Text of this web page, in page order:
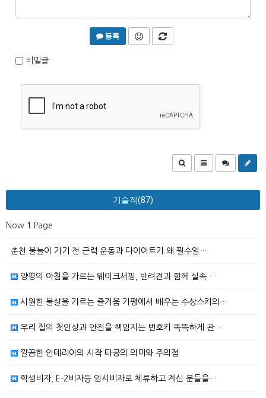
등록
비밀글
기술직(87)
Now 1 Page
춘천 물놀이 가기 전 근력 운동과 다이어트가 왜 필수일…
양평의 아침을 가르는 웨이크서핑, 반려견과 함께 실속 …
시원한 물살을 가르는 즐거움 가평에서 배우는 수상스키의…
우리 집의 첫인상과 안전을 책임지는 번호키 똑똑하게 관…
깔끔한 인테리어의 시작 타공의 의미와 주의점
학생비자, E-2비자등 임시비자로 체류하고 계신 분들을…